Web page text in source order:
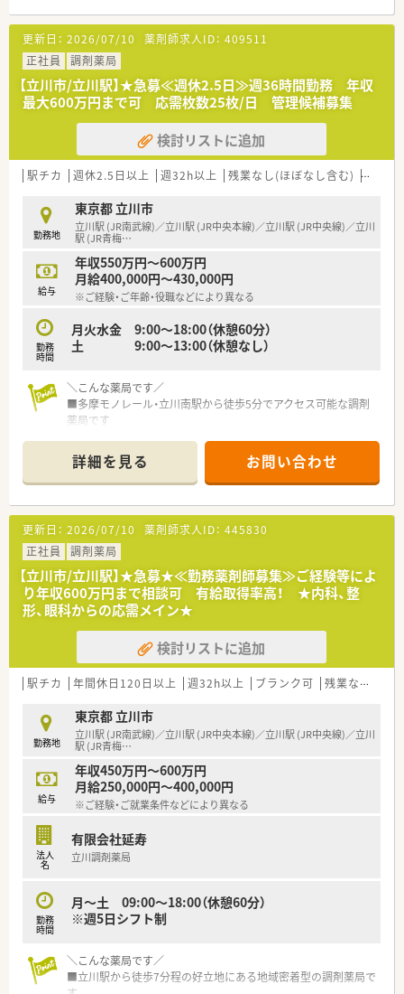
■お休みをきちんと取得したい方に。（時間給も取得可能！）
■人間関係を重視している方に。穏やかで優しい方が多い社風
です！
＼業務内容について／
■入院患者様への調剤業務や病棟業務をはじめ、
クリーンベンチ内での高カロリー輸液混注、安全キャビネット
内での抗がん剤調製など、
病院だからこそ出来るやりがいある業務が経験出来ます
■自動分包機・自動監査システムをはじめ、機械化を進めてお
り、
業務も効率的に行えます。オンライン発注システムも導入済
み！
■各種委員会をはじめ、他の職種と関わる機会も多いです
＼プライベートとも両立出来る体制／
■定時は16:30！当直も無く、日勤のみの勤務です
■託児所あり！保育士資格をお持ちのスタッフの方が常駐してい
るため、
お子様を預けながら安心して働けます
■終業時刻の元首や育児環境の充実など、労働環境の整備・改善
に取り組んでいます
＼学びたい方にもおすすめ／
■スキルアップのための支援も充実！
…資格取得支援制度あり
更新日： 2026/07/10 薬剤師求人ID： 409511
正社員
調剤薬局
【立川市/立川駅】★急募≪週休2.5日≫週36時間勤務 年収
最大600万円まで可 応需枚数25枚/日 管理候補募集
検討リストに追加
駅チカ 週休2.5日以上 週32h以上 残業なし(ほぼなし含む) 転勤な
勤務地
東京都 立川市
立川駅 (JR南武線)／立川駅 (JR中央本線)／立川駅 (JR中央線)／立川
駅 (JR青梅…
給与
年収550万円～600万円
月給400,000円～430,000円
※ご経験・ご年齢・役職などにより異なる
勤務
時間
月火水金 9:00～18:00（休憩60分）
土 9:00～13:00（休憩なし）
＼こんな薬局です／
■多摩モノレール・立川南駅から徒歩5分でアクセス可能な調剤
薬局です
もちろん
患者様との距離感も近く、気軽にお話や相談にも利用できる環
境です
■内科、小児科の処方箋メイン。1日約25枚ほどの処方箋数を対
応しております。
＼こんな企業です／
■立川を中心に複数店舗を展開する有力なチェーン企業です。
■異動は原則ございませんが、ご興味やご希望に応じて異動する
ことも可能です。
近場のみで店舗展開をしているため、通勤面の負担は少なめで
す。
■クリニックドクターと二人三脚で開業している店舗が多く、ド
クターとの関係も良好です。
■今までのスキルを活かし、店舗を牽引いただける方
■ご経験次第では高年収も可能！
年収希望の高い方にもおすすめです
詳細を見る お問い合わせ
更新日： 2026/07/10 薬剤師求人ID： 445830
正社員
調剤薬局
【立川市/立川駅】★急募★≪勤務薬剤師募集≫ご経験等によ
り年収600万円まで相談可 有給取得率高！ ★内科、整
形、眼科からの応需メイン★
検討リストに追加
駅チカ 年間休日120日以上 週32h以上 ブランク可 残業なし(ほぼなし含む)
勤務地
東京都 立川市
立川駅 (JR南武線)／立川駅 (JR中央本線)／立川駅 (JR中央線)／立川
駅 (JR青梅…
給与
年収450万円～600万円
月給250,000円～400,000円
※ご経験・ご就業条件などにより異なる
法人
名
有限会社延寿
立川調剤薬局
勤務
時間
月～土 09:00～18:00（休憩60分）
※週5日シフト制
＼こんな薬局です／
■立川駅から徒歩7分程の好立地にある地域密着型の調剤薬局で